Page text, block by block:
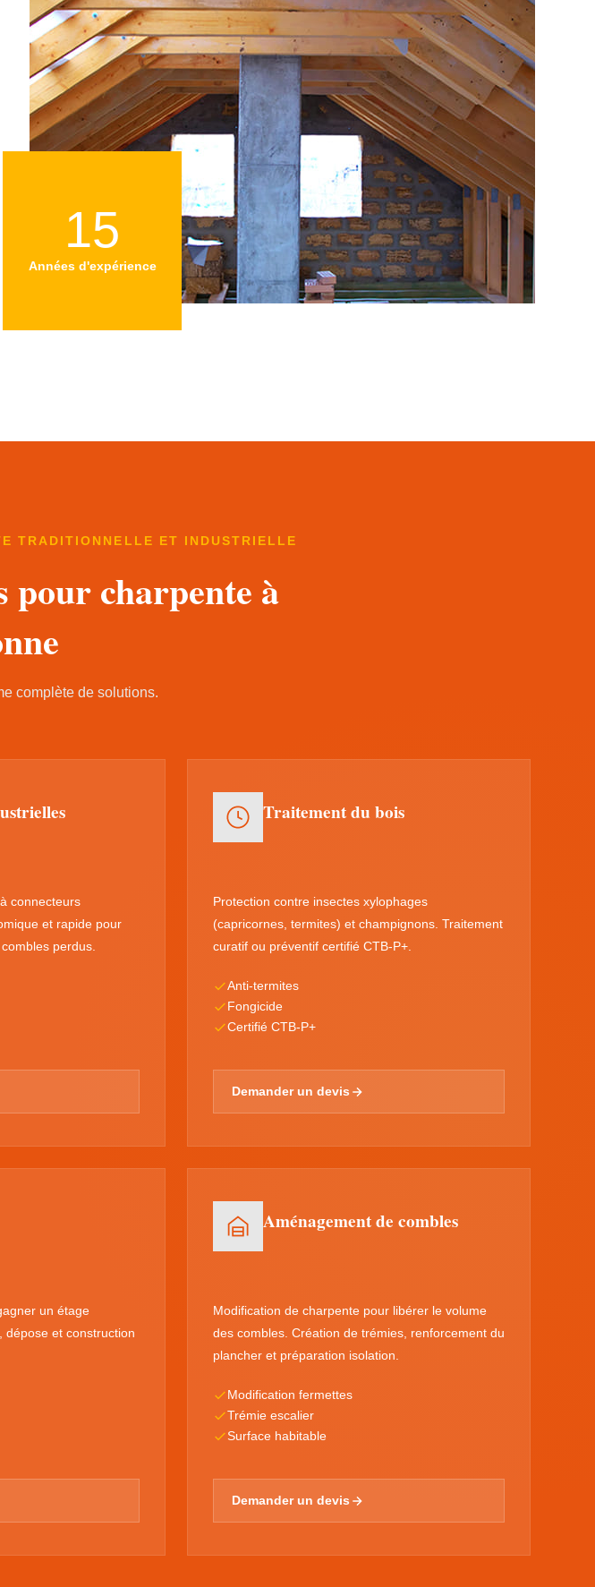
15
Années d'expérience
TRADITIONNELLE ET INDUSTRIELLE
pour charpente à
complète de solutions.
connecteurs
et rapide pour
perdus.
Traitement du bois
Protection contre insectes xylophages
(capricornes, termites) et champignons. Traitement
curatif ou préventif certifié CTB-P+.
Anti-termites
Fongicide
Certifié CTB-P+
Demander un devis
un étage
dépose et construction
Aménagement de combles
Modification de charpente pour libérer le volume
des combles. Création de trémies, renforcement du
plancher et préparation isolation.
Modification fermettes
Trémie escalier
Surface habitable
Demander un devis